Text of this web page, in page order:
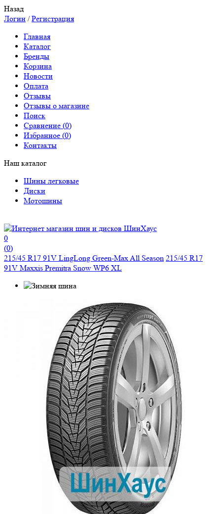
Назад
Логин /Регистрация
Главная
Каталог
Бренды
Корзина
Новости
Оплата
Отзывы
Отзывы о магазине
Поиск
Сравнение (0)
Избранное (0)
Контакты
Наш каталог
Шины легковые
Диски
Мотошины
0
(0)
215/45 R17 91V LingLong Green-Max All Season 215/45 R17
91V Maxxis Premitra Snow WP6 XL